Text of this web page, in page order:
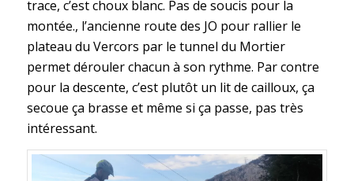
trace, c’est choux blanc. Pas de soucis pour la
montée., l’ancienne route des JO pour rallier le
plateau du Vercors par le tunnel du Mortier
permet dérouler chacun à son rythme. Par contre
pour la descente, c’est plutôt un lit de cailloux, ça
secoue ça brasse et même si ça passe, pas très
intéressant.